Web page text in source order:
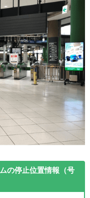
の停止位置情報（号